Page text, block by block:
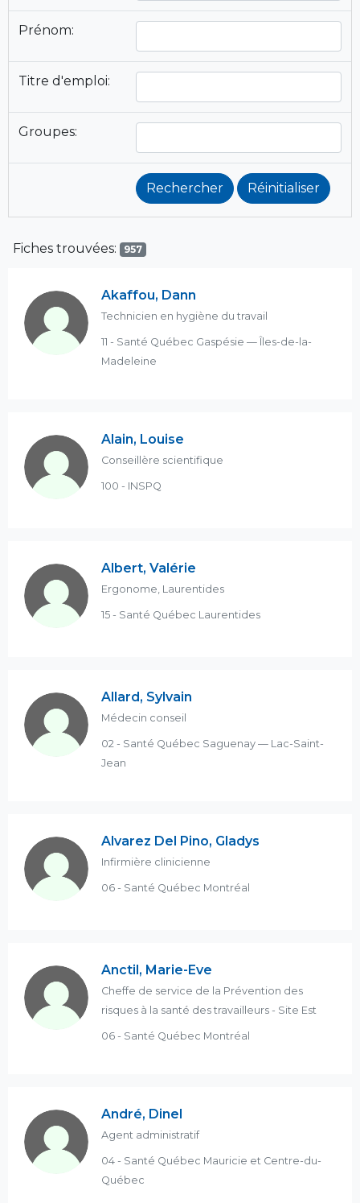
Prénom:
Titre d'emploi:
Groupes:
Fiches trouvées: 957
Akaffou, Dann
Technicien en hygiène du travail
11 - Santé Québec Gaspésie — Îles-de-la-
Madeleine
Alain, Louise
Conseillère scientifique
100 - INSPQ
Albert, Valérie
Ergonome, Laurentides
15 - Santé Québec Laurentides
Allard, Sylvain
Médecin conseil
02 - Santé Québec Saguenay — Lac-Saint-
Jean
Alvarez Del Pino, Gladys
Infirmière clinicienne
06 - Santé Québec Montréal
Anctil, Marie-Eve
Cheffe de service de la Prévention des
risques à la santé des travailleurs - Site Est
06 - Santé Québec Montréal
André, Dinel
Agent administratif
04 - Santé Québec Mauricie et Centre-du-
Québec